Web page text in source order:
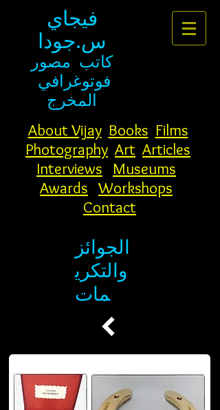
فيجاي
س.جودا
كاتب مصور
فوتوغرافي
المخرج
About Vijay Books Films
Photography Art Articles
Interviews
Museums
Awards Workshops
Contact
الجوائز
والتكري
مات